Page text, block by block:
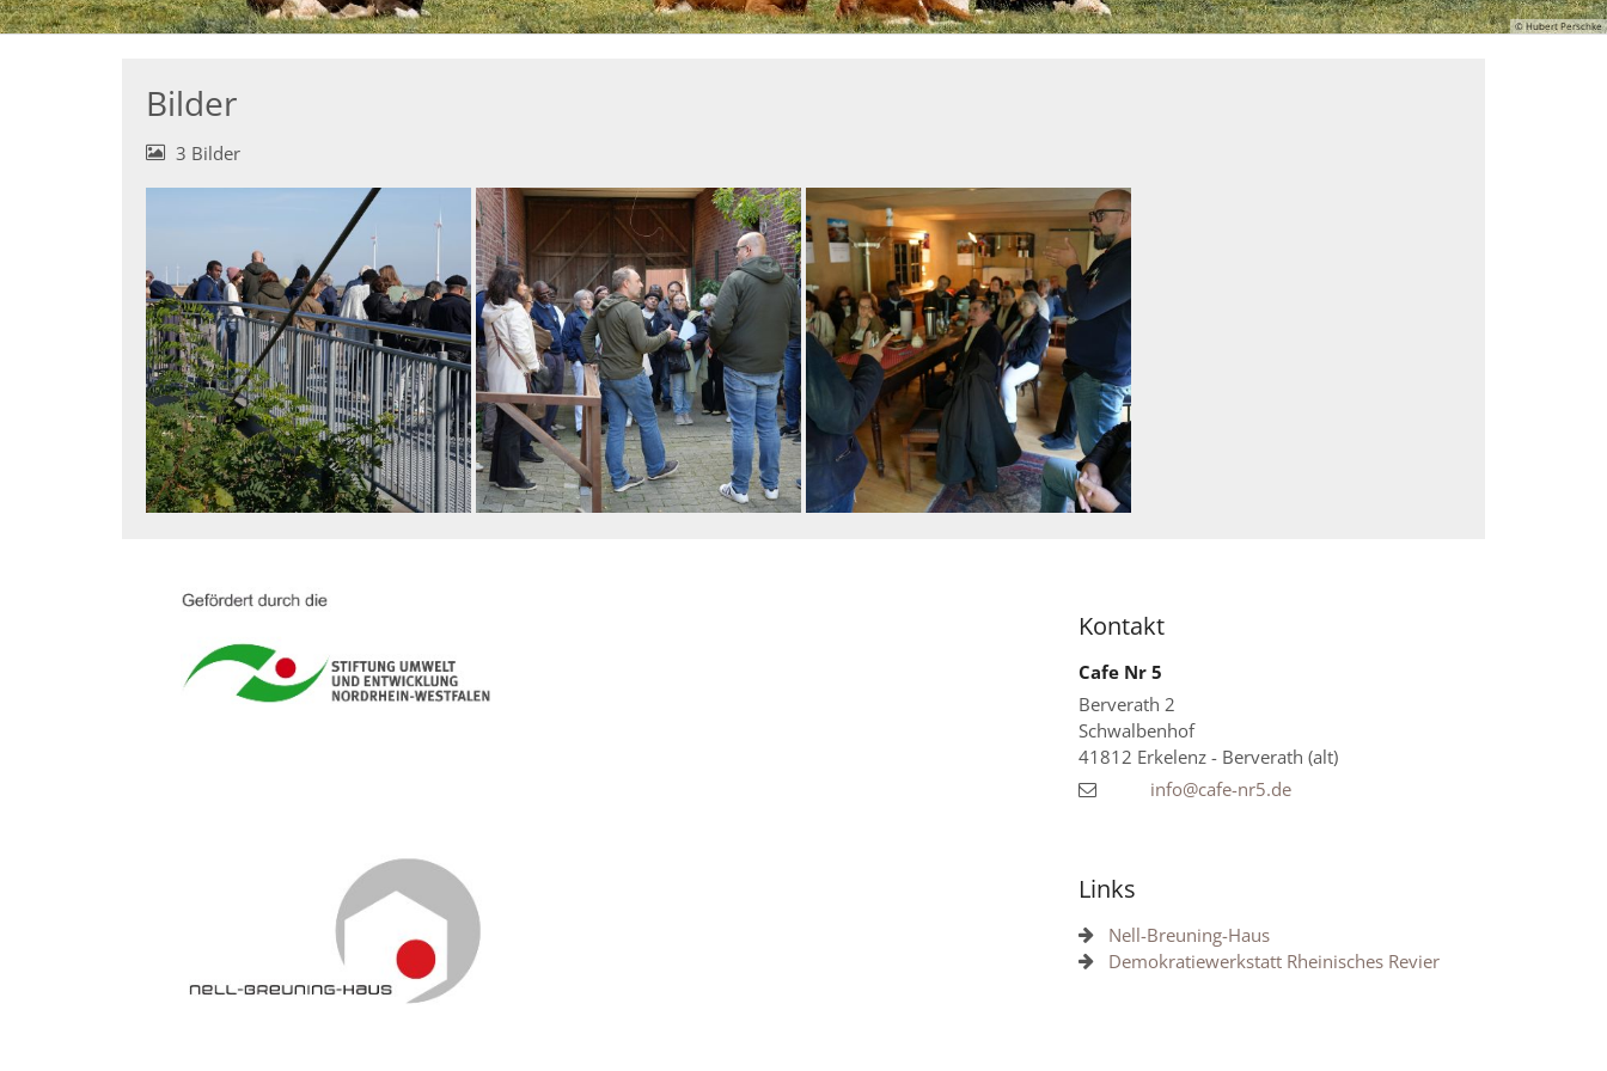
© Hubert Perschke
Bilder
3 Bilder
Kontakt
Cafe Nr 5
Berverath 2
Schwalbenhof
41812 Erkelenz - Berverath (alt)
info@cafe-nr5.de
Links
Nell-Breuning-Haus
Demokratiewerkstatt Rheinisches Revier